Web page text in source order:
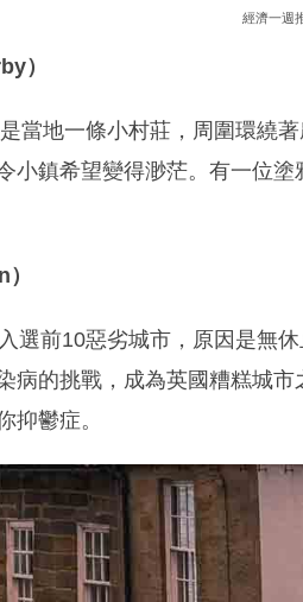
經濟一週
）
當地一條小村莊，周圍環繞
小鎮希望變得渺茫。有一位
選前10惡劣城市，原因是無
病的挑戰，成為英國糟糕城
抑鬱症。